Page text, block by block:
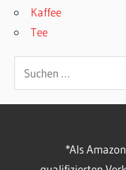
Kaffee
Tee
*Als